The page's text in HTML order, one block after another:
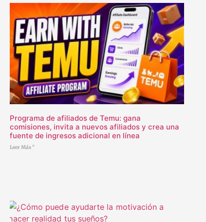
Programa de afiliados de Temu: gana
comisiones, invita a nuevos afiliados y crea una
fuente de ingresos adicional en línea
Leer Más "